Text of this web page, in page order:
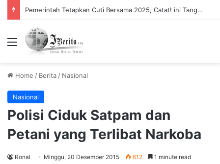
Pemerintah Tetapkan Cuti Bersama 2025, Catat! ini Tanggalnya
Menu
Home / Berita / Nasional
Nasional
Polisi Ciduk Satpam dan
Petani yang Terlibat Narkoba
Ronal Minggu, 20 Desember 2015 612 1 minute read